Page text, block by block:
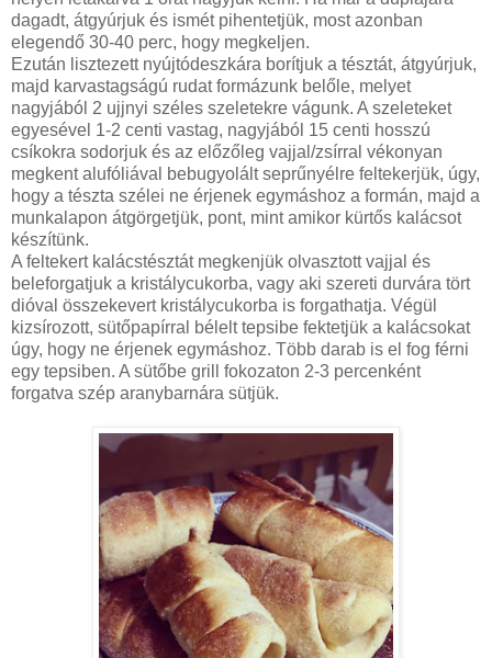
dagadt, átgyúrjuk és ismét pihentetjük, most azonban
elegendő 30-40 perc, hogy megkeljen.
Ezután lisztezett nyújtódeszkára borítjuk a tésztát, átgyúrjuk,
majd karvastagságú rudat formázunk belőle, melyet
nagyjából 2 ujjnyi széles szeletekre vágunk. A szeleteket
egyesével 1-2 centi vastag, nagyjából 15 centi hosszú
csíkokra sodorjuk és az előzőleg vajjal/zsírral vékonyan
megkent alufóliával bebugyolált seprűnyélre feltekerjük, úgy,
hogy a tészta szélei ne érjenek egymáshoz a formán, majd a
munkalapon átgörgetjük, pont, mint amikor kürtős kalácsot
készítünk.
A feltekert kalácstésztát megkenjük olvasztott vajjal és
beleforgatjuk a kristálycukorba, vagy aki szereti durvára tört
dióval összekevert kristálycukorba is forgathatja. Végül
kizsírozott, sütőpapírral bélelt tepsibe fektetjük a kalácsokat
úgy, hogy ne érjenek egymáshoz. Több darab is el fog férni
egy tepsiben. A sütőbe grill fokozaton 2-3 percenként
forgatva szép aranybarnára sütjük.